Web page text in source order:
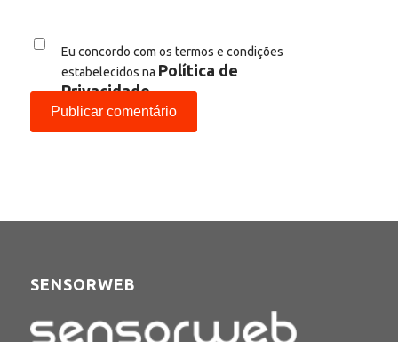
Eu concordo com os termos e condições
estabelecidos na Política de
Privacidade
SENSORWEB